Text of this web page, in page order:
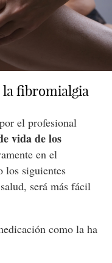
fibromialgia
el profesional
vida de los
en el
los siguientes
será más fácil
como la ha